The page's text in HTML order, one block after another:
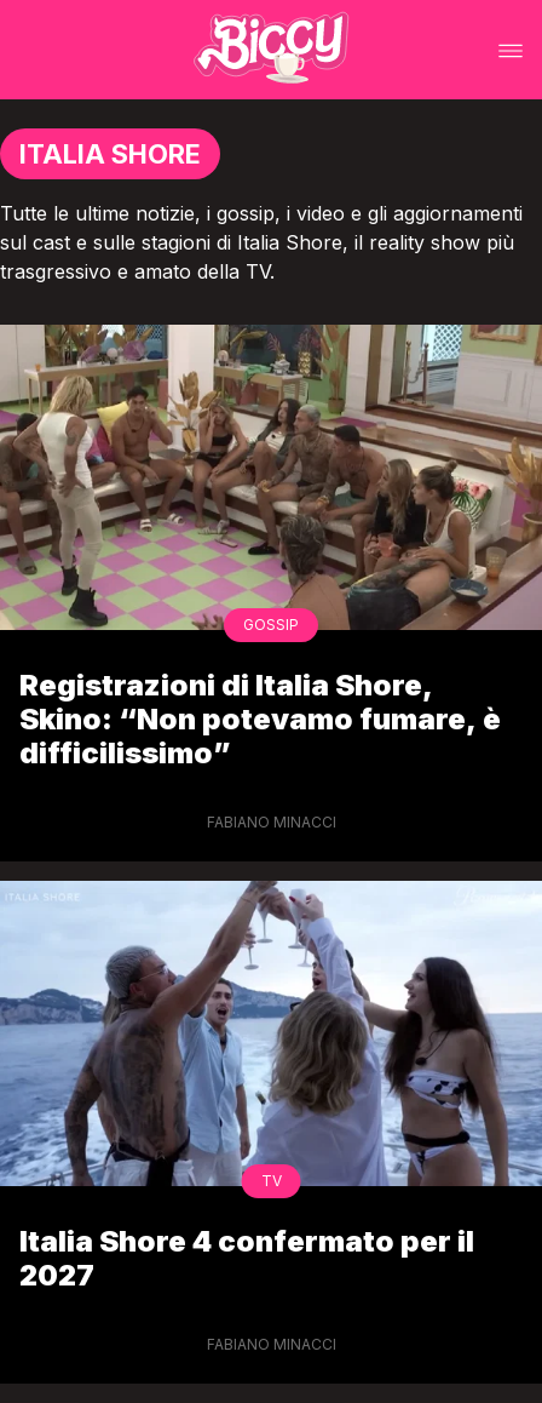
ITALIA SHORE
Tutte le ultime notizie, i gossip, i video e gli aggiornamenti
sul cast e sulle stagioni di Italia Shore, il reality show più
trasgressivo e amato della TV.
GOSSIP
Registrazioni di Italia Shore,
Skino: “Non potevamo fumare, è
difficilissimo”
FABIANO MINACCI
TV
Italia Shore 4 confermato per il
2027
FABIANO MINACCI